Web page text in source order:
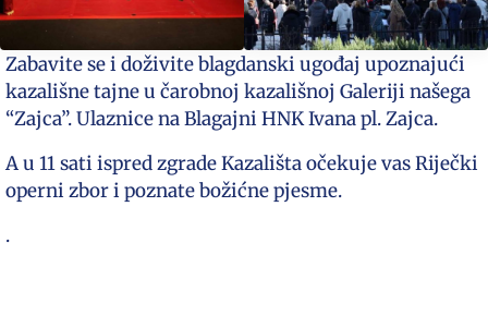
Zabavite se i doživite blagdanski ugođaj upoznajući
kazališne tajne u čarobnoj kazališnoj Galeriji našega
“Zajca”. Ulaznice na Blagajni HNK Ivana pl. Zajca.
A u 11 sati ispred zgrade Kazališta očekuje vas Riječki
operni zbor i poznate božićne pjesme.
.